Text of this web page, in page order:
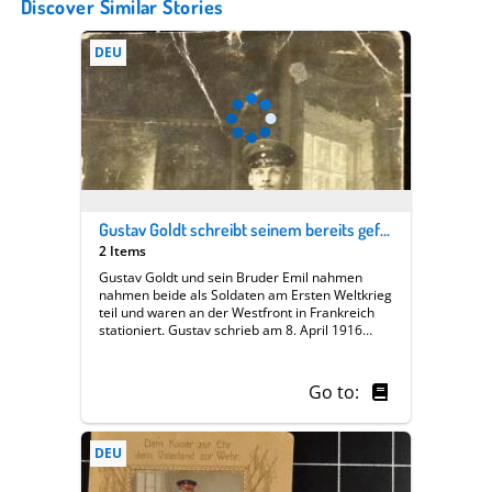
Discover Similar Stories
DEU
Gustav Goldt schreibt seinem bereits gefallen Bruder Emil
2 Items
Gustav Goldt und sein Bruder Emil nahmen
nahmen beide als Soldaten am Ersten Weltkrieg
teil und waren an der Westfront in Frankreich
stationiert. Gustav schrieb am 8. April 1916
1. Bataillon der 1. Kompanie des 92. Infanterie-
Regiments, 20. Division diente, das gewünschte
war Emil bereits gefallen. Die Karte wurde
wieder an Gustav zurückgeschickt. ||
Fotopostkarte von Gustav Goldt an seinen
Bruder Emil vom 08.04.1916 (Poststempel
Go to:
DEU